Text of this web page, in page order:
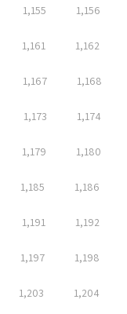
1,155 1,156
1,161 1,162
1,167 1,168
1,173 1,174
1,179 1,180
1,185 1,186
1,191 1,192
1,197 1,198
1,203 1,204